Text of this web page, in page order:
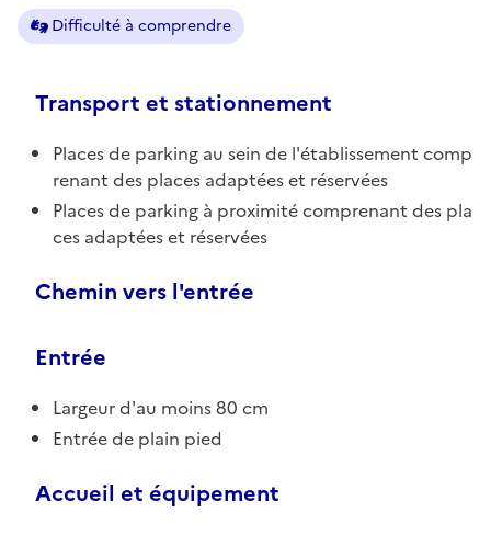
Difficulté à comprendre
Transport et stationnement
Places de parking au sein de l'établissement comp
renant des places adaptées et réservées
Places de parking à proximité comprenant des pla
ces adaptées et réservées
Chemin vers l'entrée
Entrée
Largeur d'au moins 80 cm
Entrée de plain pied
Accueil et équipement